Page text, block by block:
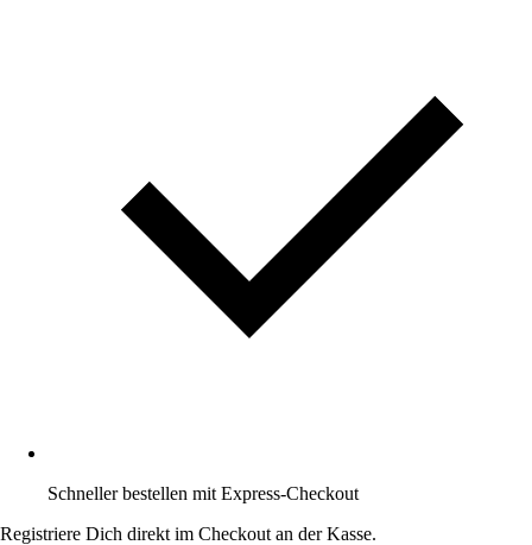
Schneller bestellen mit Express-Checkout
Registriere Dich direkt im Checkout an der Kasse.